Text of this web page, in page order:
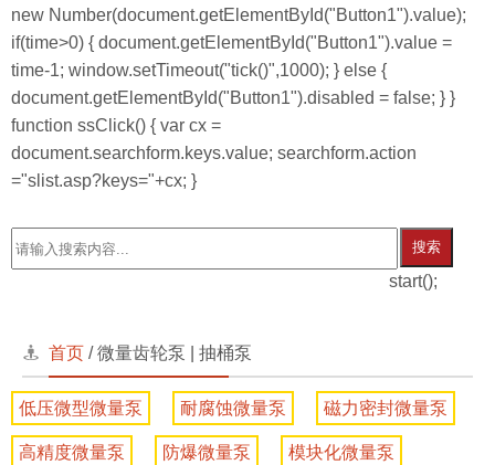
new Number(document.getElementById("Button1").value);
if(time>0) { document.getElementById("Button1").value =
time-1; window.setTimeout("tick()",1000); } else {
document.getElementById("Button1").disabled = false; } }
function ssClick() { var cx =
document.searchform.keys.value; searchform.action
="slist.asp?keys="+cx; }
搜索
start();
首页 /微量齿轮泵 | 抽桶泵
低压微型微量泵 耐腐蚀微量泵 磁力密封微量泵
高精度微量泵 防爆微量泵 模块化微量泵